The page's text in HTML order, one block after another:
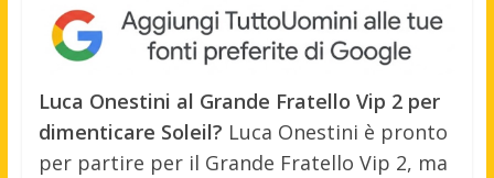
Luca Onestini al Grande Fratello Vip 2 per
dimenticare Soleil? Luca Onestini è pronto
per partire per il Grande Fratello Vip 2, ma